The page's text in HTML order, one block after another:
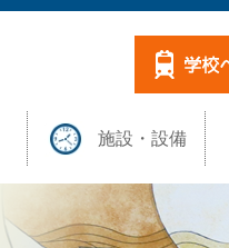
施設・設備